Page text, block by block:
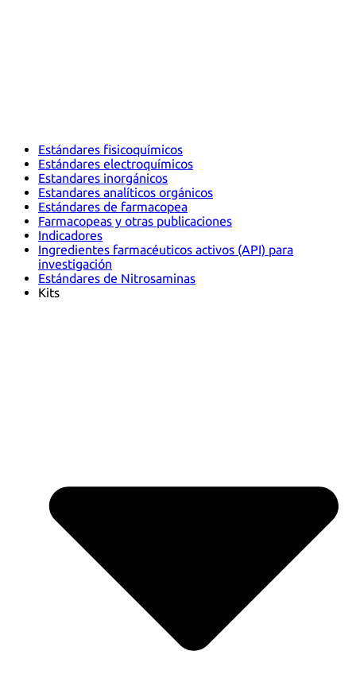
Estándares fisicoquímicos
Estándares electroquímicos
Estandares inorgánicos
Estandares analíticos orgánicos
Estándares de farmacopea
Farmacopeas y otras publicaciones
Indicadores
Ingredientes farmacéuticos activos (API) para
investigación
Estándares de Nitrosaminas
Kits